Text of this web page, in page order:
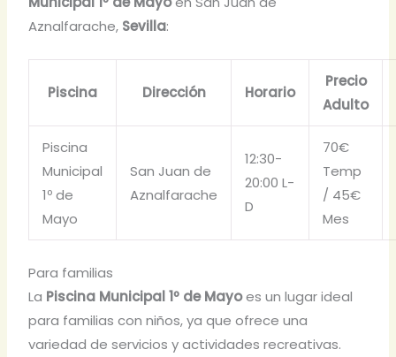
Aznalfarache, Sevilla:
Piscina Dirección Horario
Precio
Adulto
Piscina
Municipal
1º de
Mayo
San Juan de
Aznalfarache
12:30-
20:00 L-
D
70€
Temp
/ 45€
Mes
Para familias
La Piscina Municipal 1º de Mayoes un lugar ideal
para familias con niños, ya que ofrece una
variedad de servicios y actividades recreativas.